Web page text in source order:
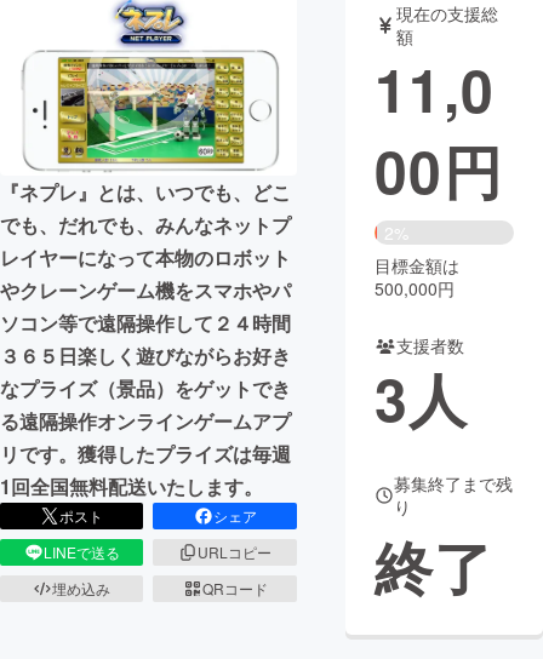
テクノロジー・ガジェット
映像・映画 書籍・雑誌
ビジネス・起業 チャレンジ
まちづくり・地域活性化
CAMPFIRE for Social Good
CAMPFIRE Creation
CAMPFIREふるさと納税machi-ya コミュニティ
『ネプレ』とは、いつでも、どこ
でも、だれでも、みんなネットプ
レイヤーになって本物のロボット
やクレーンゲーム機をスマホやパ
ソコン等で遠隔操作して２４時間
３６５日楽しく遊びながらお好き
なプライズ（景品）をゲットでき
る遠隔操作オンラインゲームアプ
リです。獲得したプライズは毎週
1回全国無料配送いたします。
ポスト
シェア
LINEで送る
URLコピー
埋め込み
QRコード
現在の支援総
額
11,0
00円
2%
目標金額は
500,000円
支援者数
3人
募集終了まで残
り
終了